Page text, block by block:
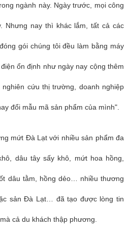
ngành này. Ngày trước, mọi công
Nhưng nay thì khác lắm, tất cả các
gói chúng tôi đều làm bằng máy
ổn định như ngày nay cộng thêm
cứu thị trường, doanh nghiệp
đổi mẫu mã sản phẩm của mình".
mứt Đà Lạt với nhiều sản phẩm đa
dâu tây sấy khô, mứt hoa hồng,
dâu tằm, hồng dẻo… nhiều thương
sản Đà Lạt… đã tạo được lòng tin
cả du khách thập phương.